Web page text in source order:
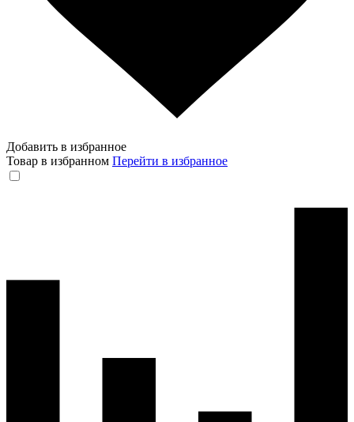
Добавить в избранное
Товар в избранном Перейти в избранное